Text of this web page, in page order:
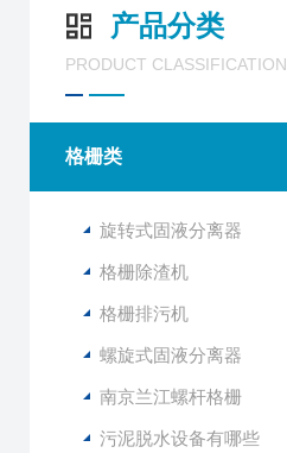
产品分类
PRODUCT CLASSIFICATION
格栅类
旋转式固液分离器
格栅除渣机
格栅排污机
螺旋式固液分离器
南京兰江螺杆格栅
污泥脱水设备有哪些